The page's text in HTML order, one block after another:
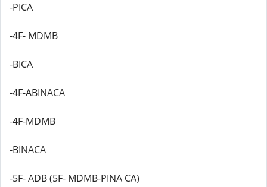
-PICA
-4F- MDMB
-BICA
-4F-ABINACA
-4F-MDMB
-BINACA
-5F- ADB (5F- MDMB-PINA CA)